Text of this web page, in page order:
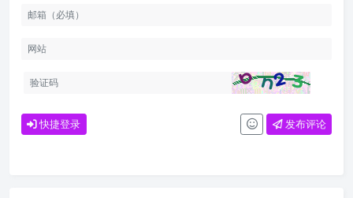
快捷登录 发布评论